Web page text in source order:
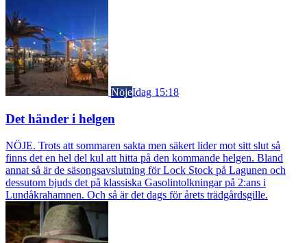
NöjeIdag 15:18
Det händer i helgen
NÖJE. Trots att sommaren sakta men säkert lider mot sitt slut så
finns det en hel del kul att hitta på den kommande helgen. Bland
annat så är de säsongsavslutning för Lock Stock på Lagunen och
dessutom bjuds det på klassiska Gasolintolkningar på 2:ans i
Lundåkrahamnen. Och så är det dags för årets trädgårdsgille.